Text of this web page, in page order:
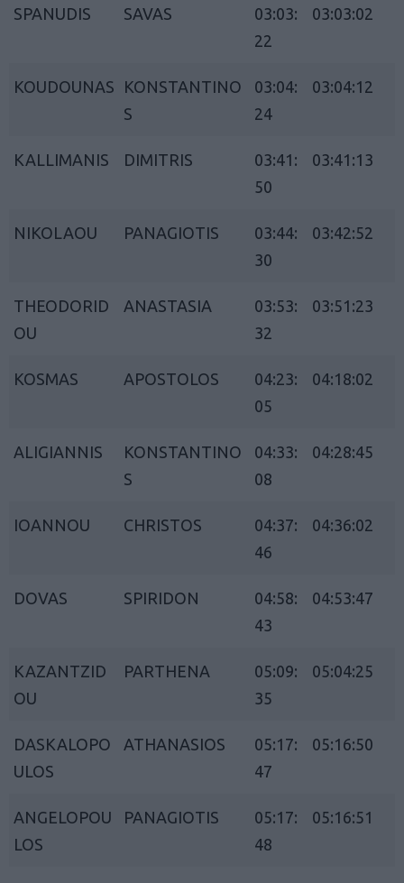
SPANUDIS SAVAS
03:03:
22
03:03:02
KOUDOUNAS
KONSTANTINO
S
03:04:
24
03:04:12
KALLIMANIS DIMITRIS
03:41:
50
03:41:13
NIKOLAOU PANAGIOTIS
03:44:
30
03:42:52
THEODORID
OU
ANASTASIA
03:53:
32
03:51:23
KOSMAS APOSTOLOS
04:23:
05
04:18:02
ALIGIANNIS
KONSTANTINO
S
04:33:
08
04:28:45
IOANNOU CHRISTOS
04:37:
46
04:36:02
DOVAS SPIRIDON
04:58:
43
04:53:47
KAZANTZID
OU
PARTHENA
05:09:
35
05:04:25
DASKALOPO
ULOS
ATHANASIOS
05:17:
47
05:16:50
ANGELOPOU
LOS
PANAGIOTIS
05:17:
48
05:16:51